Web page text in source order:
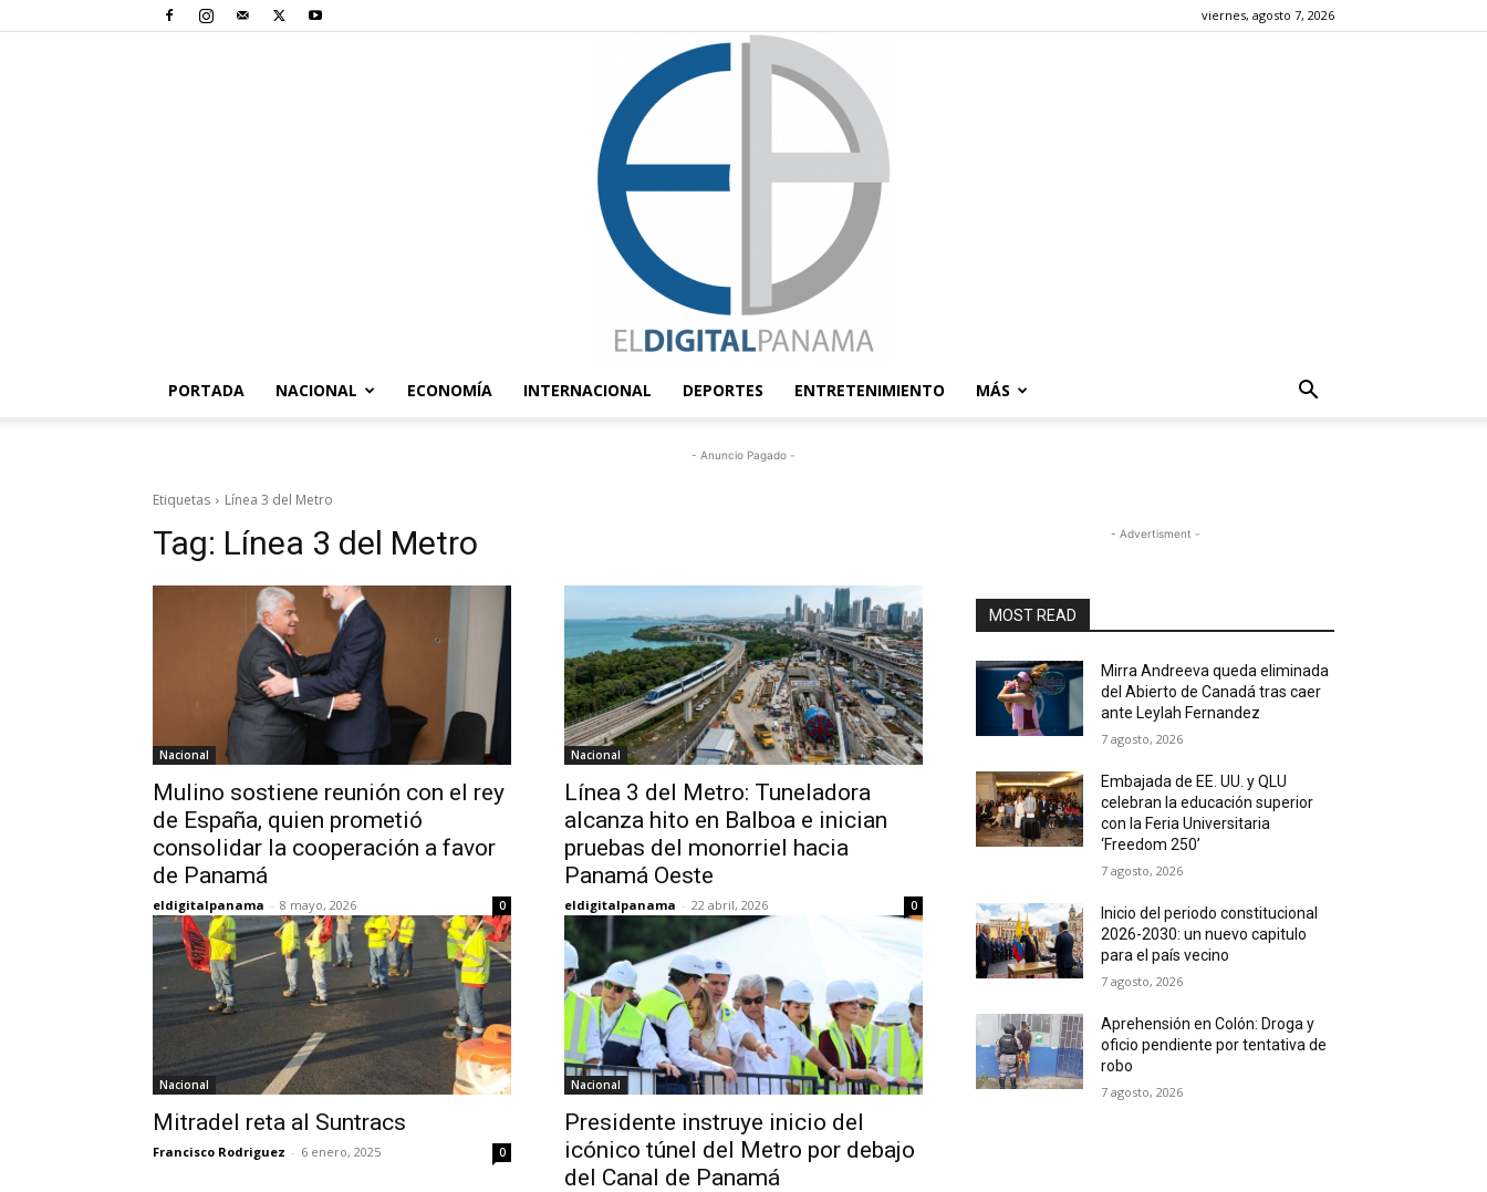
viernes, agosto 7, 2026
Panamá
PORTADA NACIONAL ECONOMÍA INTERNACIONAL DEPORTES ENTRETENIMIENTO MÁS
- Anuncio Pagado -
Etiquetas Línea 3 del Metro
Tag: Línea 3 del Metro
Nacional
Mulino sostiene reunión con el rey
de España, quien prometió
consolidar la cooperación a favor
de Panamá
eldigitalpanama - 8 mayo, 2026 0
Nacional
Línea 3 del Metro: Tuneladora
alcanza hito en Balboa e inician
pruebas del monorriel hacia
Panamá Oeste
eldigitalpanama - 22 abril, 2026 0
Nacional
Mitradel reta al Suntracs
Francisco Rodriguez - 6 enero, 2025 0
Nacional
Presidente instruye inicio del
icónico túnel del Metro por debajo
del Canal de Panamá
- Advertisment -
MOST READ
Mirra Andreeva queda eliminada
del Abierto de Canadá tras caer
ante Leylah Fernandez
7 agosto, 2026
Embajada de EE. UU. y QLU
celebran la educación superior
con la Feria Universitaria
‘Freedom 250’
7 agosto, 2026
Inicio del periodo constitucional
2026-2030: un nuevo capitulo
para el país vecino
7 agosto, 2026
Aprehensión en Colón: Droga y
oficio pendiente por tentativa de
robo
7 agosto, 2026